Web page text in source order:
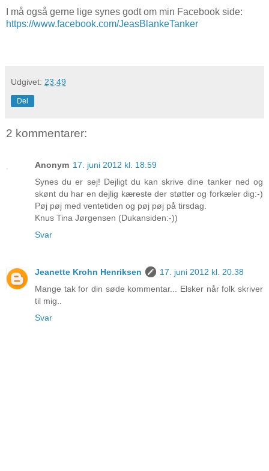
I må også gerne lige synes godt om min Facebook side:
https://www.facebook.com/JeasBlankeTanker
Udgivet: 23:49
Del
2 kommentarer:
Anonym 17. juni 2012 kl. 18.59
Synes du er sej! Dejligt du kan skrive dine tanker ned og
skønt du har en dejlig kæreste der støtter og forkæler dig:-)
Pøj pøj med ventetiden og pøj pøj på tirsdag.
Knus Tina Jørgensen (Dukansiden:-))
Svar
Jeanette Krohn Henriksen
17. juni 2012 kl. 20.38
Mange tak for din søde kommentar... Elsker når folk skriver
til mig..
Svar